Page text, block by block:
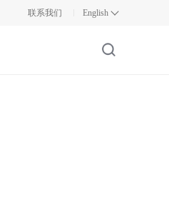
联系我们 English